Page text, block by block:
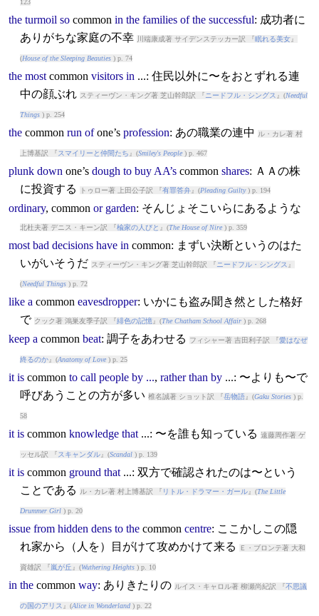
123
the turmoil so common in the families of the successful: 成功者に
ありがちな家庭の不幸
川端康成著 サイデンステッカー訳 『眠れる美女』
(House of the Sleeping Beauties) p. 74
the most common visitors in ...: 住民以外に〜をおとずれる連
中の顔ぶれ スティーヴン・キング著 芝山幹郎訳 『 ニードフル・シングス 』(Needful
Things) p. 254
the common run ofone’s profession: あの職業の連中 ル・カレ著 村
上博基訳 『スマイリーと仲間たち 』(Smiley's People) p. 467
plunk down one’s dough to buy AA’s common shares: ＡＡの株
に投資する
トゥロー著 上田公子訳 『有罪答弁』(Pleading Guilty) p. 194
ordinary, common or garden: そんじょそこいらにあるような
北杜夫著 デニス・キーン訳 『楡家の人びと 』(The House of Nire) p. 359
most bad decisions have in common: まずい決断というのはた
いがいそうだ スティーヴン・キング著 芝山幹郎訳 『 ニードフル・シングス 』
(Needful Things) p. 72
like a common eavesdropper: いかにも盗み聞き然とした格好
で クック著 鴻巣友季子訳 『緋色の記憶』(The Chatham School Affair) p. 268
keep a common beat: 調子をあわせる フィシャー著 吉田利子訳 『愛はなぜ
終るのか』(Anatomy of Love) p. 25
it is common to call people by ..., rather than by...: 〜よりも〜で
呼びあうことの方が多い 椎名誠著 ショット訳 『岳物語』(Gaku Stories) p.
58
it is common knowledge that...: 〜を誰も知っている 遠藤周作著 ゲ
ッセル訳 『スキャンダル』(Scandal) p. 139
it is common ground that...: 双方で確認されたのは〜という
ことである
ル・カレ著 村上博基訳 『 リトル・ドラマー・ガール』(The Little
Drummer Girl) p. 20
issue from hidden dens to the common centre: ここかしこの隠
れ家から（人を）目がけて攻めかけて来る
Ｅ・ブロンテ著 大和
資雄訳 『嵐が丘 』(Wuthering Heights) p. 10
in the common way: ありきたりの ルイス・キャロル著 柳瀬尚紀訳 『不思議
の国のアリス 』(Alice in Wonderland) p. 22